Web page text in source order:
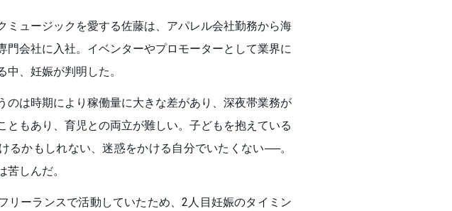
ミュージックを愛する佐藤は、アパレル会社勤務から海
門会社に入社。イベンターやプロモーターとして業界に
、妊娠が判明した。
のは時期により稼働量に大きな差があり、深夜帯業務が
ともあり、育児との両立が難しい。子どもを抱えている
るかもしれない、迷惑をかける自分でいたくない──。
しんだ。
リーランスで活動していたため、2人目妊娠のタイミン